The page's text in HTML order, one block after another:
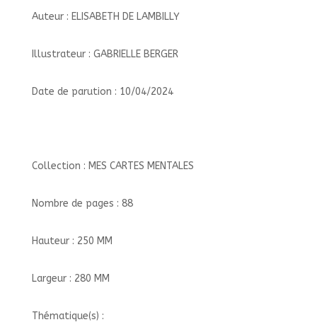
Auteur : ELISABETH DE LAMBILLY
Illustrateur : GABRIELLE BERGER
Date de parution : 10/04/2024
Collection : MES CARTES MENTALES
Nombre de pages : 88
Hauteur : 250 MM
Largeur : 280 MM
Thématique(s) :